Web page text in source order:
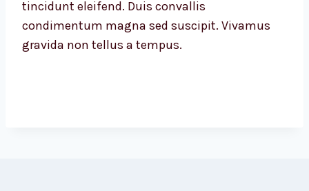
tincidunt eleifend. Duis convallis
condimentum magna sed suscipit. Vivamus
gravida non tellus a tempus.